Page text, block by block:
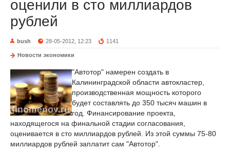
оценили в сто миллиардов
рублей
bush 28-05-2012, 12:23 1141
Новости экономики
"Автотор" намерен создать в
Калининградской области автокластер,
производственная мощность которого
будет составлять до 350 тысяч машин в
год. Финансирование проекта,
находящегося на финальной стадии согласования,
оценивается в сто миллиардов рублей. Из этой суммы 75-80
миллиардов рублей заплатит сам "Автотор".